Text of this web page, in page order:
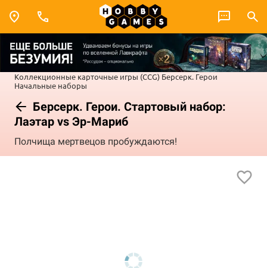
Коллекционные карточные игры (CCG) Берсерк. Герои
Начальные наборы
Берсерк. Герои. Стартовый набор:
Лаэтар vs Эр-Мариб
Полчища мертвецов пробуждаются!